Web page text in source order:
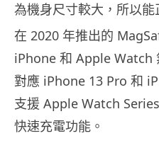
為機身尺寸較大，所以
在 2020 年推出的
iPhone 和 Apple Watch
對應 iPhone 13 Pro 和
支援 Apple Watch
快速充電功能。